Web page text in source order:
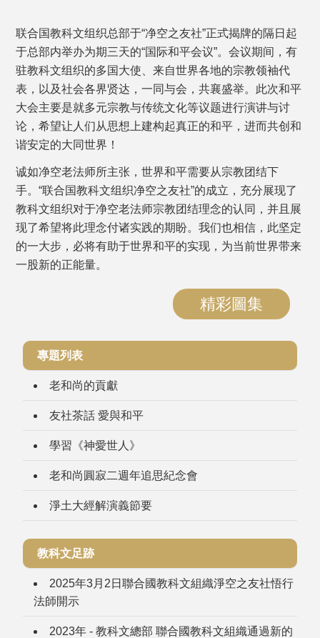
联合国教科文组织总部于“净空之友社”正式揭牌的隔日起
于总部内举办为期三天的“国际和平会议”。会议期间，有
驻教科文组织的多国大使、来自世界各地的宗教领袖代
表，以及社会各界贤达，一同与会，共襄盛举。此次和平
大会主要是就多元宗教与传统文化等议题进行演讲与讨
论，希望让人们从思想上建构起真正的和平，进而共创和
谐安定的大同世界！
诚如净空老法师所主张，世界和平需要从宗教团结下
手。“联合国教科文组织净空之友社”的成立，充分展现了
教科文组织对于净空老法师宗教团结理念的认同，并且展
现了希望将此理念付诸实践的期盼。我们也相信，此坚定
的一大步，必将有助于世界和平的实现，为当前世界带来
一股新的正能量。
精彩圖集
專題列表
老和尚的貢獻
友社茶話 愛與和平
學習《神愛世人》
老和尚圓寂二週年追思紀念會
淨土大經解演義節要
教科文足跡
2025年3月2日聯合國教科文組織淨空之友社悟行
法師開示
2023年 - 教科文總部 聯合國教科文組織通過新的